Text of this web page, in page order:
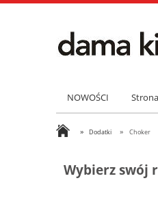
NOWOŚCI
» Dodatki » Choker
Wybierz swój